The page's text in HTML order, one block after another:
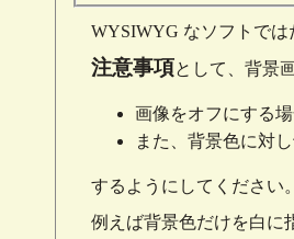
WYSIWYG なソフトでは
注意事項として、背景
画像をオフにする
また、背景色に対
するようにしてください。
例えば背景色だけを白に